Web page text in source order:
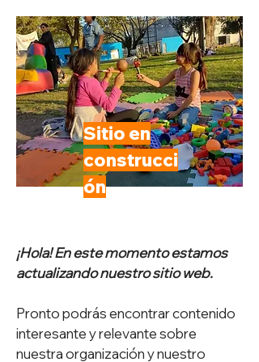
Sitio en
construcci
ón
¡Hola! En este momento estamos
actualizando nuestro sitio web.
Pronto podrás encontrar contenido
interesante y relevante sobre
nuestra organización y nuestro